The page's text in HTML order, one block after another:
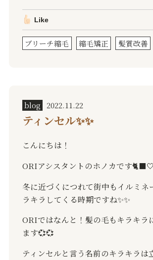
Like
ブリーチ縮毛 縮毛矯正 髪質改善
blog 2022.11.22
ティンセル✨✨
こんにちは！
ORIアシスタントのホノカです🐈‍⬛🤍
冬に近づくにつれて街中もイルミネ
ラキラしてくる時期ですね✨✨
ORIではなんと！髪の毛もキラキラ
ます💞💞
ティンセルと言う名前のキラキラは